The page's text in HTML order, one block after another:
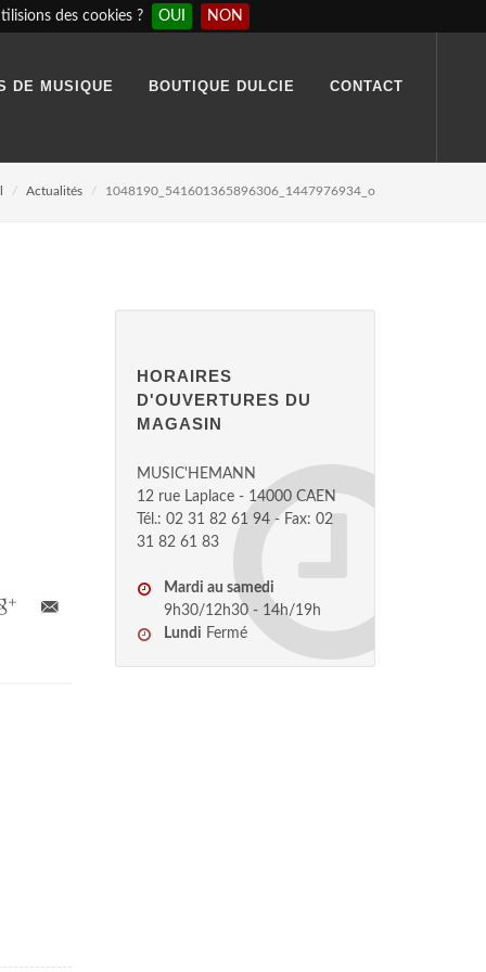
des cookies ? OUI NON
DE MUSIQUE BOUTIQUE DULCIE CONTACT
Actualités 1048190_541601365896306_1447976934_o
HORAIRES
D'OUVERTURES DU
MAGASIN
MUSIC'HEMANN
12 rue Laplace - 14000 CAEN
Tél.: 02 31 82 61 94 - Fax: 02
31 82 61 83
Mardi au samedi
9h30/12h30 - 14h/19h
Lundi Fermé